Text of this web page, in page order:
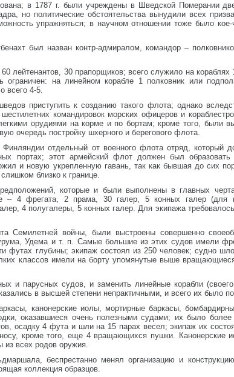
в 1787 г. были учреждены в Шведской Померании
но политические обстоятельства вынудили всех
упражняться; в научном отношении тоже было
был назван контр-адмиралом, командор –
лейтенантов, 30 прапорщиков; всего служило на
на линейном корабле 1 полковник или
всего 4-5.
приступить к созданию такого флота; однако
командировок морских офицеров и
орудиями на корме и по бортам; кроме того, были
очередь постройку шхерного и берегового флота.
отдельный от военного флота отряд, который
портах; этот армейский флот должен был
и новую укрепленную гавань, так как бывшая до сих пор
близко к границе.
которые и были выполнены в главных
– 4 фрегата, 2 прама, 30 галер, 5 конных галер (для
4 полугалеры, 5 конных галер. Для экипажа
Семилетней войны, были выстроены совершенно
Удема и т. п. Самые большие из этих судов имели
футах глубины; экипаж состоял из 250 человек; судно
классов имели на борту упомянутые выше
и парусных судов, и заменить линейные корабли
в высшей степени непрактичными, и всего их было
канонерские иолы, мортирные баркасы,
оказавшиеся очень полезными судами; их было
осадку 4 фута и шли на 15 парах весел; экипаж их
кроме того, еще 4 вращающихся пушки. Канонерские
всех родов оружия.
беспрестанно менял организацию и
коллекция образцов.